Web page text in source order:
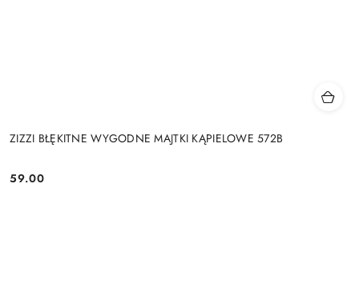
ZIZZI BŁĘKITNE WYGODNE MAJTKI KĄPIELOWE 572B
Cena:
59.00